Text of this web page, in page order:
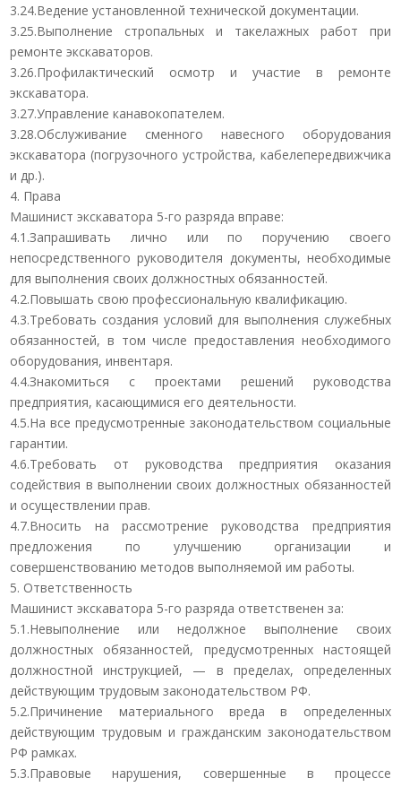
3.24.Ведение установленной технической документации.
3.25.Выполнение стропальных и такелажных работ при
ремонте экскаваторов.
3.26.Профилактический осмотр и участие в ремонте
экскаватора.
3.27.Управление канавокопателем.
3.28.Обслуживание сменного навесного оборудования
экскаватора (погрузочного устройства, кабелепередвижчика
и др.).
4. Права
Машинист экскаватора 5-го разряда вправе:
4.1.Запрашивать лично или по поручению своего
непосредственного руководителя документы, необходимые
для выполнения своих должностных обязанностей.
4.2.Повышать свою профессиональную квалификацию.
4.3.Требовать создания условий для выполнения служебных
обязанностей, в том числе предоставления необходимого
оборудования, инвентаря.
4.4.Знакомиться с проектами решений руководства
предприятия, касающимися его деятельности.
4.5.На все предусмотренные законодательством социальные
гарантии.
4.6.Требовать от руководства предприятия оказания
содействия в выполнении своих должностных обязанностей
и осуществлении прав.
4.7.Вносить на рассмотрение руководства предприятия
предложения по улучшению организации и
совершенствованию методов выполняемой им работы.
5. Ответственность
Машинист экскаватора 5-го разряда ответственен за:
5.1.Невыполнение или недолжное выполнение своих
должностных обязанностей, предусмотренных настоящей
должностной инструкцией, — в пределах, определенных
действующим трудовым законодательством РФ.
5.2.Причинение материального вреда в определенных
действующим трудовым и гражданским законодательством
РФ рамках.
5.3.Правовые нарушения, совершенные в процессе